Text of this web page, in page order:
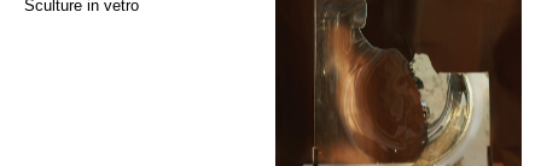
Sculture in vetro